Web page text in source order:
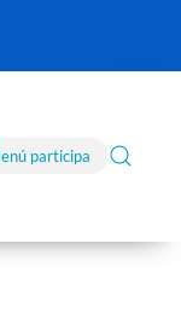
participa